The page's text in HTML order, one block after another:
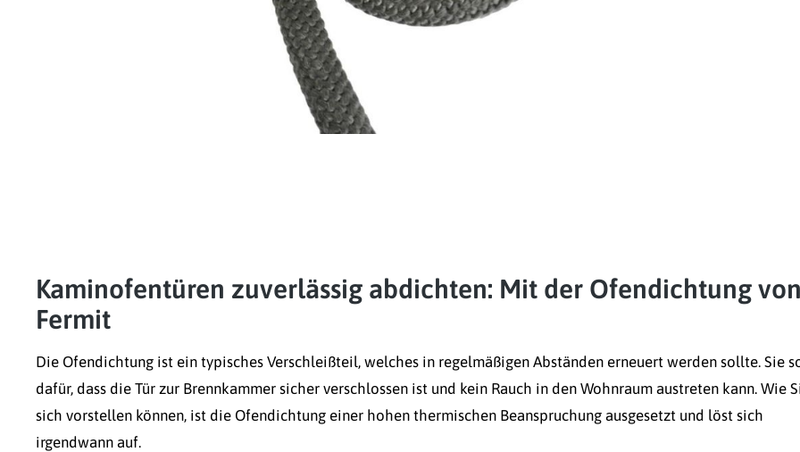
Kaminofentüren zuverlässig abdichten: Mit der Ofendichtung
Fermit
Die Ofendichtung ist ein typisches Verschleißteil, welches in regelmäßigen Abständen erneuert werden sollte. Sie
dafür, dass die Tür zur Brennkammer sicher verschlossen ist und kein Rauch in den Wohnraum austreten kann. Wie
sich vorstellen können, ist die Ofendichtung einer hohen thermischen Beanspruchung ausgesetzt und löst sich
irgendwann auf.